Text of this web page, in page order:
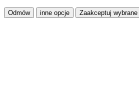
Odmów inne opcje Zaakceptuj wybrane